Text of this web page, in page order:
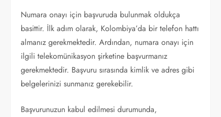
Numara onayı için başvuruda bulunmak oldukça
basittir. İlk adım olarak, Kolombiya’da bir telefon hattı
almanız gerekmektedir. Ardından, numara onayı için
ilgili telekomünikasyon şirketine başvurmanız
gerekmektedir. Başvuru sırasında kimlik ve adres gibi
belgelerinizi sunmanız gerekebilir.
Başvurunuzun kabul edilmesi durumunda,